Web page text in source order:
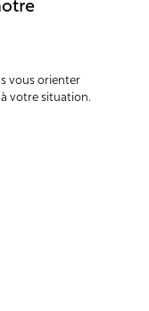
vous orienter
votre situation.